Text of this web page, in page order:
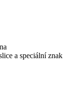
a speciální znak